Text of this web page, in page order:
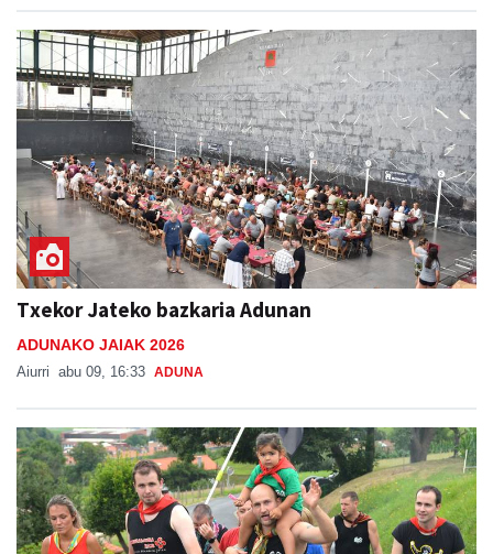
Txekor Jateko bazkaria Adunan
ADUNAKO JAIAK 2026
Aiurri abu 09, 16:33 ADUNA